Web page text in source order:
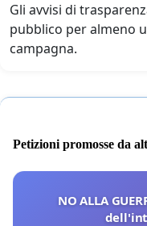
Gli avvisi di
pubblico per almeno
campagna.
Petizioni promosse da
NO ALLA